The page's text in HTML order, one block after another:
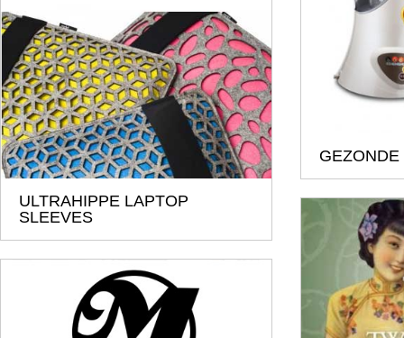
ULTRAHIPPE LAPTOP
SLEEVES